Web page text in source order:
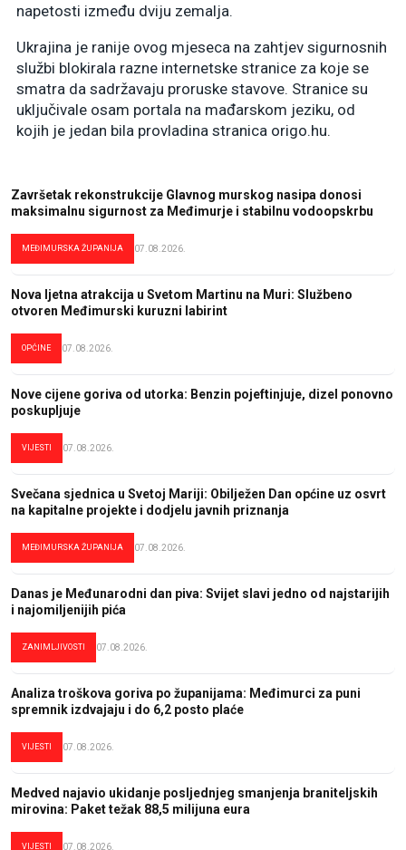
napetosti između dviju zemalja.
Ukrajina je ranije ovog mjeseca na zahtjev sigurnosnih
službi blokirala razne internetske stranice za koje se
smatra da sadržavaju proruske stavove. Stranice su
uključivale osam portala na mađarskom jeziku, od
kojih je jedan bila provladina stranica origo.hu.
Završetak rekonstrukcije Glavnog murskog nasipa donosi
maksimalnu sigurnost za Međimurje i stabilnu vodoopskrbu
MEĐIMURSKA ŽUPANIJA 07.08.2026.
Nova ljetna atrakcija u Svetom Martinu na Muri: Službeno
otvoren Međimurski kuruzni labirint
OPĆINE 07.08.2026.
Nove cijene goriva od utorka: Benzin pojeftinjuje, dizel ponovno
poskupljuje
VIJESTI 07.08.2026.
Svečana sjednica u Svetoj Mariji: Obilježen Dan općine uz osvrt
na kapitalne projekte i dodjelu javnih priznanja
MEĐIMURSKA ŽUPANIJA 07.08.2026.
Danas je Međunarodni dan piva: Svijet slavi jedno od najstarijih
i najomiljenijih pića
ZANIMLJIVOSTI 07.08.2026.
Analiza troškova goriva po županijama: Međimurci za puni
spremnik izdvajaju i do 6,2 posto plaće
VIJESTI 07.08.2026.
Medved najavio ukidanje posljednjeg smanjenja braniteljskih
mirovina: Paket težak 88,5 milijuna eura
VIJESTI 07.08.2026.